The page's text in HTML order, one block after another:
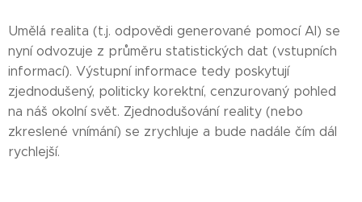
Umělá realita (t.j. odpovědi generované pomocí AI) se
nyní odvozuje z průměru statistických dat (vstupních
informací). Výstupní informace tedy poskytují
zjednodušený, politicky korektní, cenzurovaný pohled
na náš okolní svět. Zjednodušování reality (nebo
zkreslené vnímání) se zrychluje a bude nadále čím dál
rychlejší.